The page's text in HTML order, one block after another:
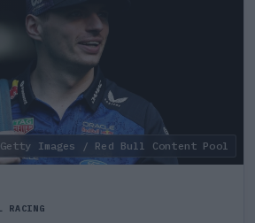
Getty Images / Red Bull Content Pool
RACING